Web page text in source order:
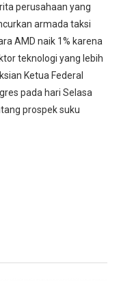
perusahaan yang
armada taksi
AMD naik 1% karena
teknologi yang lebih
Ketua Federal
pada hari Selasa
prospek suku